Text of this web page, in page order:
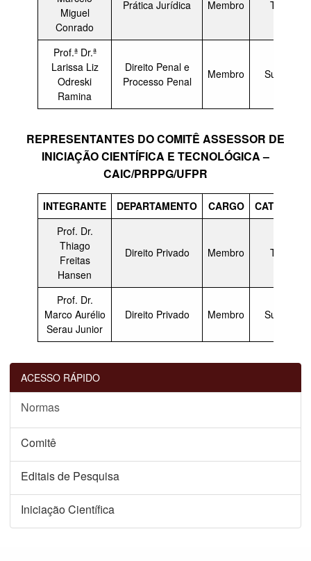
Miguel
Conrado
Prática Jurídica Membro Titular
Prof.ª Dr.ª
Larissa Liz
Odreski
Ramina
Direito Penal e
Processo Penal
Membro Suplente
REPRESENTANTES DOCOMITÊ ASSESSOR DE
INICIAÇÃO CIENTÍFICA E TECNOLÓGICA –
CAIC/PRPPG/UFPR
INTEGRANTE DEPARTAMENTO CARGO
Prof. Dr.
Thiago
Freitas
Hansen
Direito Privado Membro Titular
Prof. Dr.
Marco Aurélio
Serau Junior
Direito Privado Membro Suplente
ACESSO RÁPIDO
Normas
Comitê
Editais de Pesquisa
Iniciação Científica